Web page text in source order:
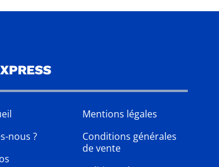
nous ?
Mentions légales
Conditions générales
de vente